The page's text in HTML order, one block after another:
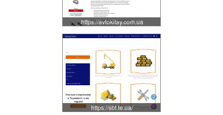
https://avtokitay.com.ua
https://sbt.te.ua/